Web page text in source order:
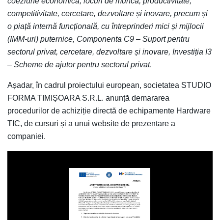
competitivitate, cercetare, dezvoltare și inovare, precum și
o piață internă funcțională, cu întreprinderi mici și mijlocii
(IMM-uri) puternice, Componenta C9 – Suport pentru
sectorul privat, cercetare, dezvoltare și inovare, Investiția I3
– Scheme de ajutor pentru sectorul privat.
Așadar, în cadrul proiectului european, societatea STUDIO
FORMA TIMIȘOARA S.R.L. anunță demararea
procedurilor de achiziție directă de echipamente Hardware
TIC, de cursuri și a unui website de prezentare a
companiei.